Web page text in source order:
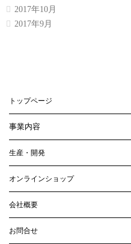
2017年10月
2017年9月
トップページ
事業内容
生産・開発
オンラインショップ
会社概要
お問合せ